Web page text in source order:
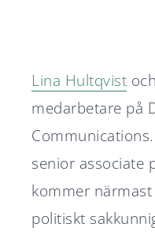
Lina Hultqvist och
medarbetare på
senior associate
kommer
politiskt